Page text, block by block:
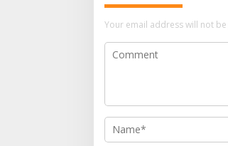
Your email address will not